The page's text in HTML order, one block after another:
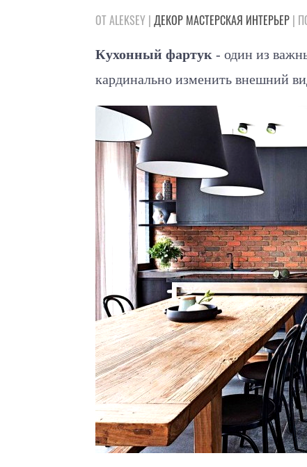
ОТ ALEKSEY | ДЕКОР МАСТЕРСКАЯ ИНТЕРЬЕР |
Кухонный фартук - один из
кардинально изменить внешний